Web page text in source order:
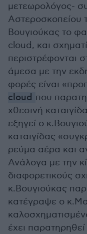
μετεωρολόγος-
Αστεροσκοπείου
Βουγιούκας το
cloud, και
περιστρέφονται
άμεσα με την
φορές είναι
cloud που
χθεσινή
εξηγεί ο
καταιγίδας
ρεύμα αέρα και
Ανάλογα με την
διαφορετικούς
κ.Βουγιούκας
κατέγραψε ο
έχει